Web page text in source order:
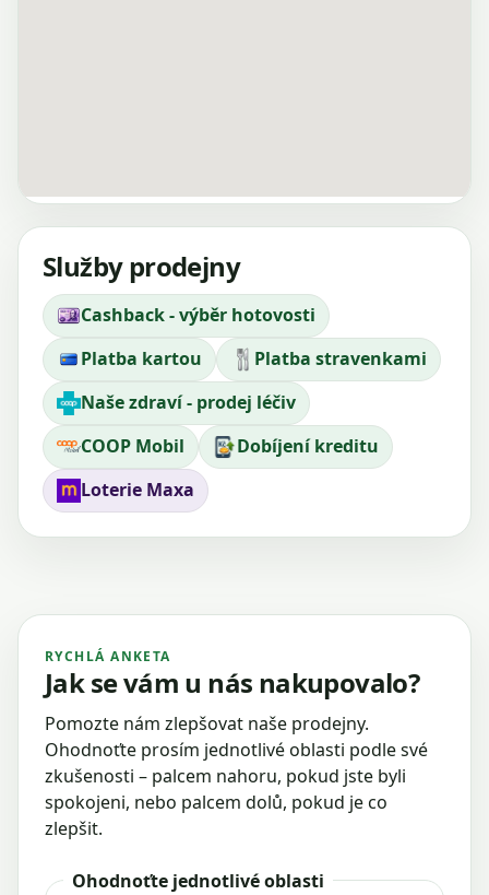
Služby prodejny
Cashback - výběr hotovosti
Platba kartou
Platba stravenkami
Naše zdraví - prodej léčiv
COOP Mobil
Dobíjení kreditu
Loterie Maxa
RYCHLÁ ANKETA
Jak se vám u nás nakupovalo?
Pomozte nám zlepšovat naše prodejny.
Ohodnoťte prosím jednotlivé oblasti podle své
zkušenosti – palcem nahoru, pokud jste byli
spokojeni, nebo palcem dolů, pokud je co
zlepšit.
Ohodnoťte jednotlivé oblasti